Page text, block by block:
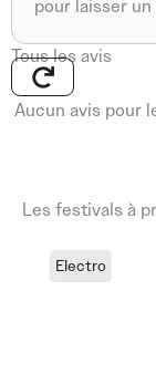
pour laisser un
Tous les avis
Aucun avis pour
Les festivals à
Electro